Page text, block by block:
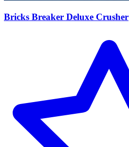
Bricks Breaker Deluxe Crusher